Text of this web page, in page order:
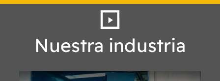
Nuestra industria